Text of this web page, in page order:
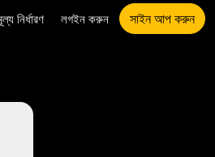
নির্ধারণ লগইন করুন সাইন আপ করুন